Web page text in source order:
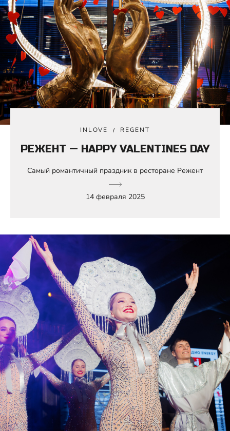
INLOVE REGENT
РЕЖЕНТ — HAPPY VALENTINES DAY
Самый романтичный праздник в ресторане Режент
14 февраля 2025